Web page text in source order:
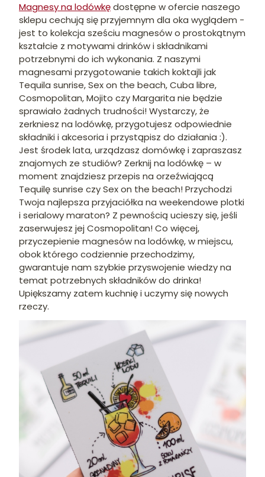
Magnesy na lodówkędostępne w ofercie naszego
sklepu cechują się przyjemnym dla oka wyglądem -
jest to kolekcja sześciu magnesów o prostokątnym
kształcie z motywami drinków i składnikami
potrzebnymi do ich wykonania. Z naszymi
magnesami przygotowanie takich koktajli jak
Tequila sunrise, Sex on the beach, Cuba libre,
Cosmopolitan, Mojito czy Margarita nie będzie
sprawiało żadnych trudności! Wystarczy, że
zerkniesz na lodówkę, przygotujesz odpowiednie
składniki i akcesoria i przystąpisz do działania :).
Jest środek lata, urządzasz domówkę i zapraszasz
znajomych ze studiów? Zerknij na lodówkę – w
moment znajdziesz przepis na orzeźwiającą
Tequilę sunrise czy Sex on the beach! Przychodzi
Twoja najlepsza przyjaciółka na weekendowe plotki
i serialowy maraton? Z pewnością ucieszy się, jeśli
zaserwujesz jej Cosmopolitan! Co więcej,
przyczepienie magnesów na lodówkę, w miejscu,
obok którego codziennie przechodzimy,
gwarantuje nam szybkie przyswojenie wiedzy na
temat potrzebnych składników do drinka!
Upiększamy zatem kuchnię i uczymy się nowych
rzeczy.